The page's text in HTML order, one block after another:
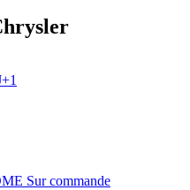
Sur commande